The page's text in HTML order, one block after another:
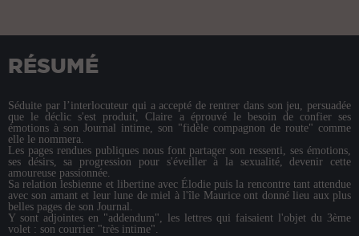
RÉSUMÉ
Séduite par l’interlocuteur qui a accepté de rentrer dans son jeu, persuadée
que le déclic s'est produit, Claire a éprouvé le besoin de confier ses
émotions à son Journal intime, son "fidèle compagnon de route" comme
elle le nommera.
Les pages rendues publiques nous font partager son ressenti, ses émotions,
ses désirs, sa progression pour s'éveiller à la sexualité, devenir cette
amoureuse passionnée.
Sa relation lesbienne et libertine avec Élodie puis la rencontre tant attendue
avec son amant et leur lune de miel à l'île Maurice ont donné lieu aux plus
belles pages de son Journal.
Y sont adjointes en "addendum", les lettres qui faisaient l'objet du 3ème
volet : son courrier "très intime".